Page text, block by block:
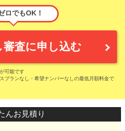
ロでもOK！
審査に申し込む
可能です
プランなし・希望ナンバーなしの最低月額料金で
んお見積り